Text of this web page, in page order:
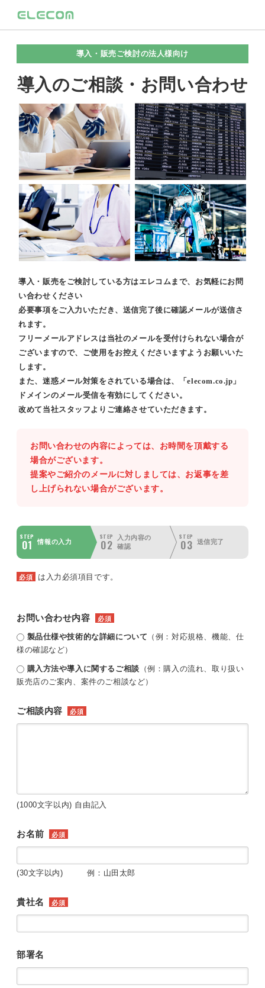
導入・販売ご検討の法人様向け
導入のご相談・お問い合わせ
導入・販売をご検討している方はエレコムまで、お気軽にお問
い合わせください
必要事項をご入力いただき、送信完了後に確認メールが送信さ
れます。
フリーメールアドレスは当社のメールを受付けられない場合が
ございますので、ご使用をお控えくださいますようお願いいた
します。
また、迷惑メール対策をされている場合は、「elecom.co.jp」
ドメインのメール受信を有効にしてください。
改めて当社スタッフよりご連絡させていただきます。
お問い合わせの内容によっては、お時間を頂戴する
場合がございます。
提案やご紹介のメールに対しましては、お返事を差
し上げられない場合がございます。
STEP
01 情報の入力
STEP
02
入力内容の
確認
STEP
03 送信完了
必須 は入力必須項目です。
お問い合わせ内容 必須
製品仕様や技術的な詳細について （例：対応規格、機能、仕
様の確認など）
購入方法や導入に関するご相談 （例：購入の流れ、取り扱い
販売店のご案内、案件のご相談など）
ご相談内容 必須
(1000文字以内) 自由記入
お名前 必須
(30文字以内) 例：山田太郎
貴社名 必須
部署名